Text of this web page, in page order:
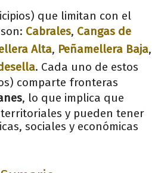
que limitan con el
son: Cabrales, Cangas de
Alta, Peñamellera Baja,
. Cada uno de estos
comparte fronteras
, lo que implica que
y pueden tener
sociales y económicas